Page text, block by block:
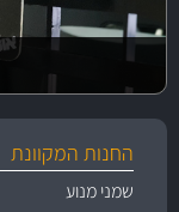
החנות המקוונת
שמני מנוע